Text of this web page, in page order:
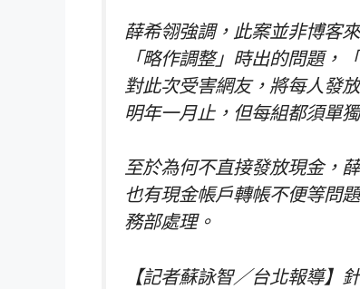
薛希翎強調，此案並非博客
「略作調整」時出的問題，
對此次受害網友，將每人發
明年一月止，但每組都須單
至於為何不直接發放現金，
也有現金帳戶轉帳不便等問
務部處理。
【記者蘇詠智／台北報導】